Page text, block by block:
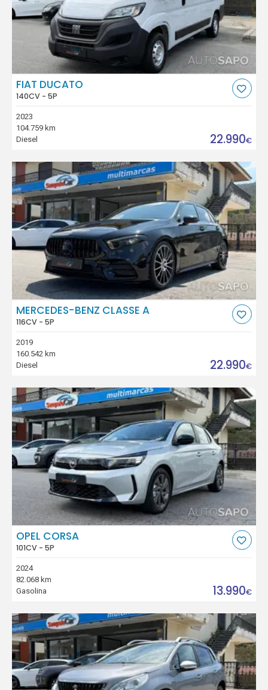
FIAT DUCATO
140CV - 5P
2023
104.759 km
Diesel
22.990€
MERCEDES-BENZ CLASSE A
116CV - 5P
2019
160.542 km
Diesel
22.990€
OPEL CORSA
101CV - 5P
2024
82.068 km
Gasolina
13.990€